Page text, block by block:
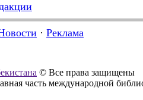
· Реклама
© Все права защищены
часть международной